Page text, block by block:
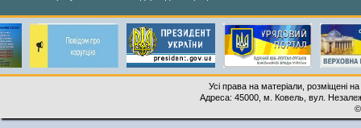
Усі права на матеріали, розміщені
Адреса: 45000, м. Ковель, вул.